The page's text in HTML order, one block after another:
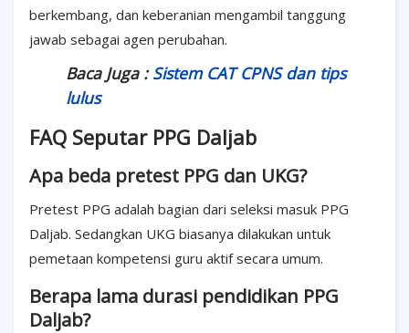
berkembang, dan keberanian mengambil tanggung
jawab sebagai agen perubahan.
Baca Juga : Sistem CAT CPNS dan tips
lulus
FAQ Seputar PPG Daljab
Apa beda pretest PPG dan UKG?
Pretest PPG adalah bagian dari seleksi masuk PPG
Daljab. Sedangkan UKG biasanya dilakukan untuk
pemetaan kompetensi guru aktif secara umum.
Berapa lama durasi pendidikan PPG
Daljab?